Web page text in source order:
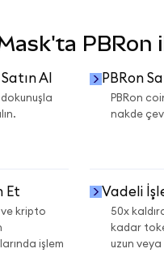
PBRon
Al PBRon
PBRon
nakde
Et
ve kripto
işlem
Vadeli
50x
kadar
uzun veya